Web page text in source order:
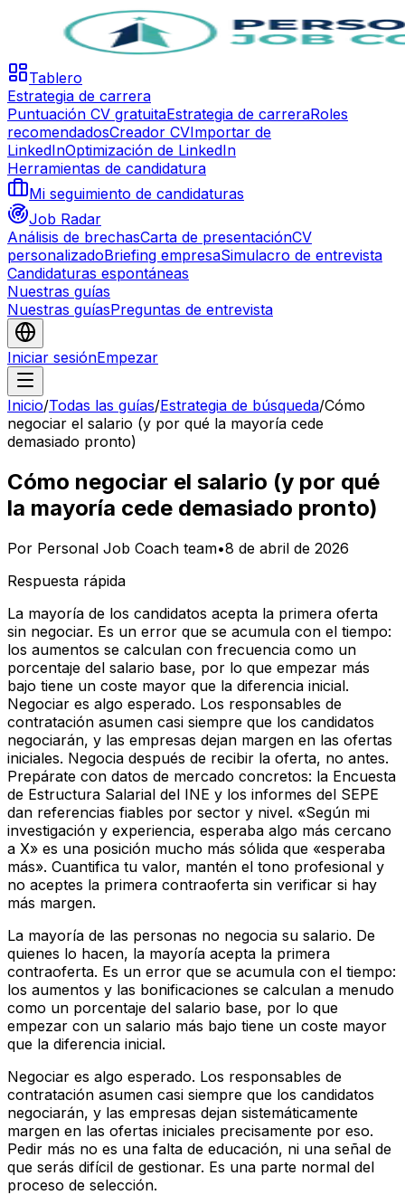
Tablero
Estrategia de carrera
Puntuación CV gratuitaEstrategia de carreraRoles
recomendadosCreador CVImportar de
LinkedInOptimización de LinkedIn
Herramientas de candidatura
Mi seguimiento de candidaturas
Job Radar
Análisis de brechasCarta de presentaciónCV
personalizadoBriefing empresaSimulacro de entrevista
Candidaturas espontáneas
Nuestras guías
Nuestras guíasPreguntas de entrevista
Iniciar sesiónEmpezar
Inicio/Todas las guías/Estrategia de búsqueda/Cómo
negociar el salario (y por qué la mayoría cede
demasiado pronto)
Cómo negociar el salario (y por qué
la mayoría cede demasiado pronto)
Por Personal Job Coach team•8 de abril de 2026
Respuesta rápida
La mayoría de los candidatos acepta la primera oferta
sin negociar. Es un error que se acumula con el tiempo:
los aumentos se calculan con frecuencia como un
porcentaje del salario base, por lo que empezar más
bajo tiene un coste mayor que la diferencia inicial.
Negociar es algo esperado. Los responsables de
contratación asumen casi siempre que los candidatos
negociarán, y las empresas dejan margen en las ofertas
iniciales. Negocia después de recibir la oferta, no antes.
Prepárate con datos de mercado concretos: la Encuesta
de Estructura Salarial del INE y los informes del SEPE
dan referencias fiables por sector y nivel. «Según mi
investigación y experiencia, esperaba algo más cercano
a X» es una posición mucho más sólida que «esperaba
más». Cuantifica tu valor, mantén el tono profesional y
no aceptes la primera contraoferta sin verificar si hay
más margen.
La mayoría de las personas no negocia su salario. De
quienes lo hacen, la mayoría acepta la primera
contraoferta. Es un error que se acumula con el tiempo:
los aumentos y las bonificaciones se calculan a menudo
como un porcentaje del salario base, por lo que
empezar con un salario más bajo tiene un coste mayor
que la diferencia inicial.
Negociar es algo esperado. Los responsables de
contratación asumen casi siempre que los candidatos
negociarán, y las empresas dejan sistemáticamente
margen en las ofertas iniciales precisamente por eso.
Pedir más no es una falta de educación, ni una señal de
que serás difícil de gestionar. Es una parte normal del
proceso de selección.